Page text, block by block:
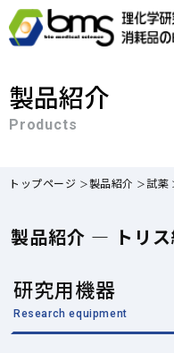
製品紹介
Products
トップページ 製品紹介 試薬
製品紹介 — トリ
研究用機器
Research equipment